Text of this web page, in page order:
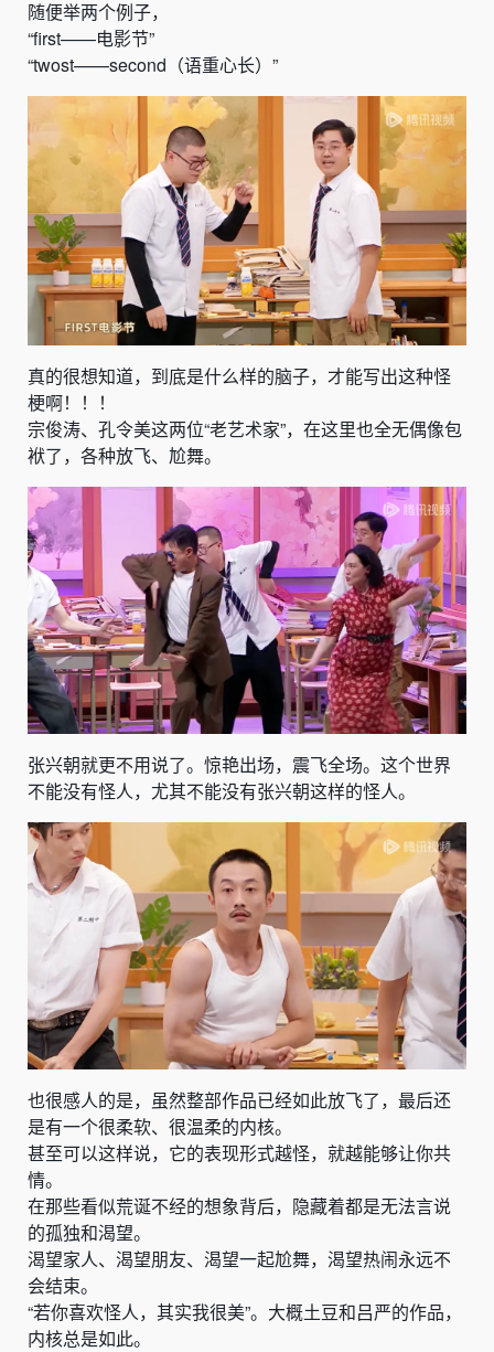
随便举两个例子，
“first——电影节”
“twost——second（语重心长）”
真的很想知道，到底是什么样的脑子，才能写出这种怪
梗啊！！！
宗俊涛、孔令美这两位“老艺术家”，在这里也全无偶像包
袱了，各种放飞、尬舞。
张兴朝就更不用说了。惊艳出场，震飞全场。这个世界
不能没有怪人，尤其不能没有张兴朝这样的怪人。
也很感人的是，虽然整部作品已经如此放飞了，最后还
是有一个很柔软、很温柔的内核。
甚至可以这样说，它的表现形式越怪，就越能够让你共
情。
在那些看似荒诞不经的想象背后，隐藏着都是无法言说
的孤独和渴望。
渴望家人、渴望朋友、渴望一起尬舞，渴望热闹永远不
会结束。
“若你喜欢怪人，其实我很美”。大概土豆和吕严的作品，
内核总是如此。